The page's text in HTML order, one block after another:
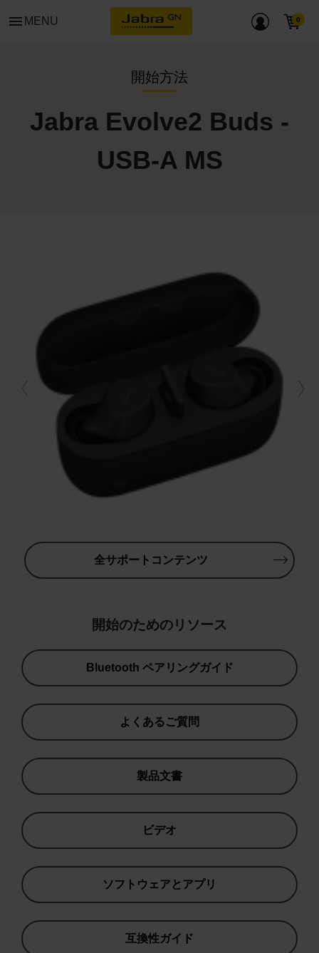
menu MENU
開始方法
Jabra Evolve2 Buds -
USB-A MS
全サポートコンテンツ
開始のためのリソース
Bluetooth ペアリングガイド
よくあるご質問
製品文書
ビデオ
ソフトウェアとアプリ
互換性ガイド